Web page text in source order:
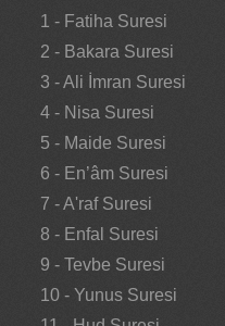
1 - Fatiha Suresi
2 - Bakara Suresi
3 - Ali İmran Suresi
4 - Nisa Suresi
5 - Maide Suresi
6 - En’âm Suresi
7 - A'raf Suresi
8 - Enfal Suresi
9 - Tevbe Suresi
10 - Yunus Suresi